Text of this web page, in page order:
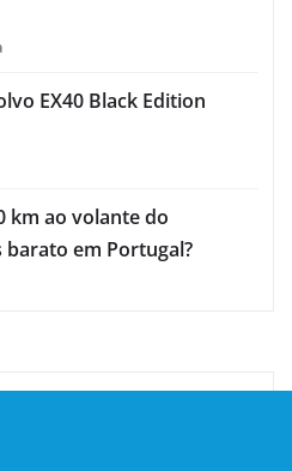
EX40 Black Edition
km ao volante do
em Portugal?